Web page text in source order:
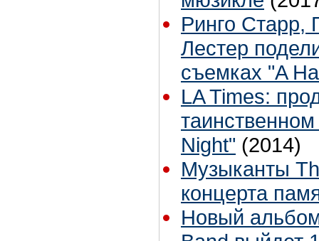
Ринго Старр,
Лестер
съемках "A
LA Times:
Night" (2014)
Музыканты
концерта
Новый